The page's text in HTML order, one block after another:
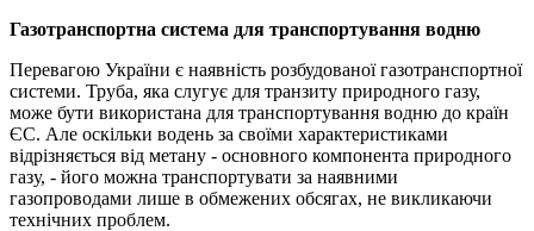
Газотранспортна система для транспортування водню
Перевагою України є наявність розбудованої газотранспортної
системи. Труба, яка слугує для транзиту природного газу,
може бути використана для транспортування водню до країн
ЄС. Але оскільки водень за своїми характеристиками
відрізняється від метану - основного компонента природного
газу, - його можна транспортувати за наявними
газопроводами лише в обмежених обсягах, не викликаючи
технічних проблем.